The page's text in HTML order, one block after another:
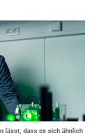
lässt, dass es sich ähnlich